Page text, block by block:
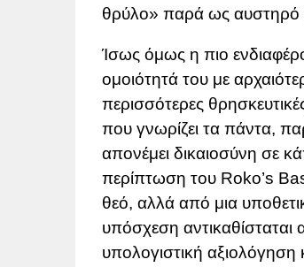
θρύλο» παρά ως αυστηρό
Ίσως όμως η πιο
ομοιότητά του με
περισσότερες
που γνωρίζει τα πάντα,
απονέμει δικαιοσύνη σε
περίπτωση του Roko’s
θεό, αλλά από μια
υπόσχεση
υπολογιστική